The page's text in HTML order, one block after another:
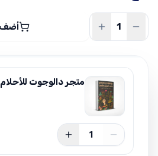
أضف
متجر دالوجوت للأحلام 2
1